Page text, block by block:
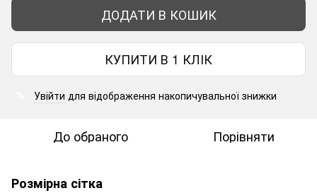
ДОДАТИ В КОШИК
КУПИТИ В 1 КЛІК
Увійти для відображення накопичувальної знижки
До обраного Порівняти
Розмірна сітка